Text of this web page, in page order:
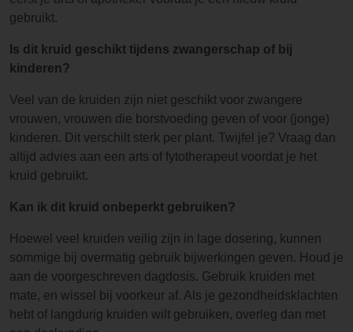
gebruikt.
Is dit kruid geschikt tijdens zwangerschap of bij
kinderen?
Veel van de kruiden zijn niet geschikt voor zwangere
vrouwen, vrouwen die borstvoeding geven of voor (jonge)
kinderen. Dit verschilt sterk per plant. Twijfel je? Vraag dan
altijd advies aan een arts of fytotherapeut voordat je het
kruid gebruikt.
Kan ik dit kruid onbeperkt gebruiken?
Hoewel veel kruiden veilig zijn in lage dosering, kunnen
sommige bij overmatig gebruik bijwerkingen geven. Houd je
aan de voorgeschreven dagdosis. Gebruik kruiden met
mate, en wissel bij voorkeur af. Als je gezondheidsklachten
hebt of langdurig kruiden wilt gebruiken, overleg dan met